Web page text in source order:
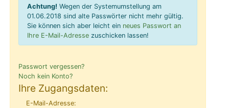
Achtung! Wegen der Systemumstellung am
01.06.2018 sind alte Passwörter nicht mehr gültig.
Sie können sich aber leicht ein neues Passwort an
Ihre E-Mail-Adresse zuschicken lassen!
Passwort vergessen?
Noch kein Konto?
Ihre Zugangsdaten:
E-Mail-Adresse: